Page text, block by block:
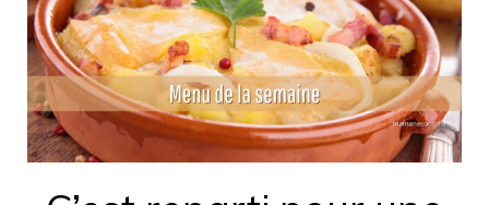
semaine
#10